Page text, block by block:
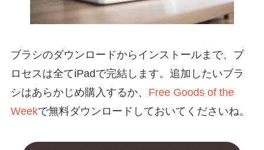
ブラシのダウンロードからインストールまで、プ
ロセスは全てiPadで完結します。追加したいブラ
シはあらかじめ購入するか、 Free Goods of the
Weekで無料ダウンロードしておいてくださいね。